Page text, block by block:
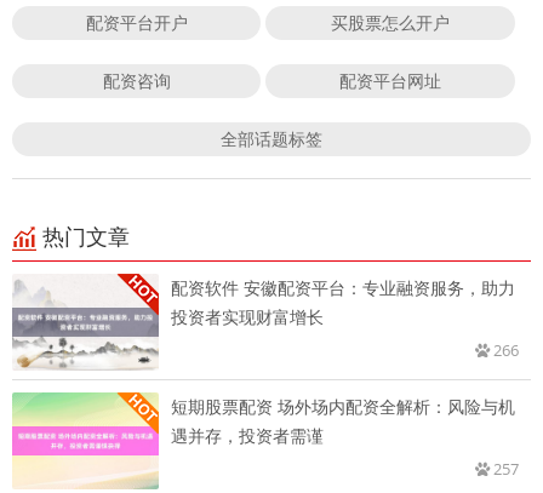
配资平台开户 买股票怎么开户
配资咨询 配资平台网址
全部话题标签
热门文章
配资软件 安徽配资平台：专业融资服务，助力
投资者实现财富增长
266
短期股票配资 场外场内配资全解析：风险与机
遇并存，投资者需谨
257